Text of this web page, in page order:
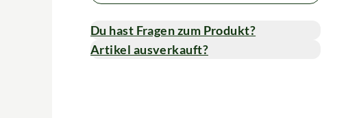
Du hast Fragen zum Produkt?
Artikel ausverkauft?